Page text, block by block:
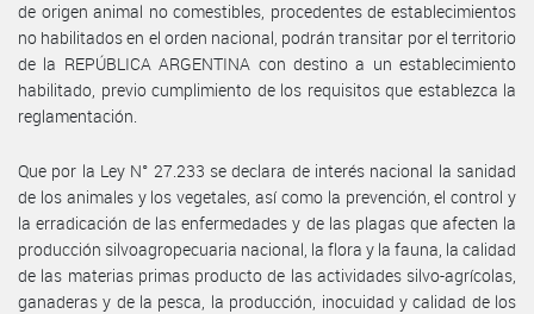
de origen animal no comestibles, procedentes de establecimientos
no habilitados en el orden nacional, podrán transitar por el territorio
de la REPÚBLICA ARGENTINA con destino a un establecimiento
habilitado, previo cumplimiento de los requisitos que establezca la
reglamentación.
Que por la Ley N° 27.233 se declara de interés nacional la sanidad
de los animales y los vegetales, así como la prevención, el control y
la erradicación de las enfermedades y de las plagas que afecten la
producción silvoagropecuaria nacional, la flora y la fauna, la calidad
de las materias primas producto de las actividades silvo-agrícolas,
ganaderas y de la pesca, la producción, inocuidad y calidad de los